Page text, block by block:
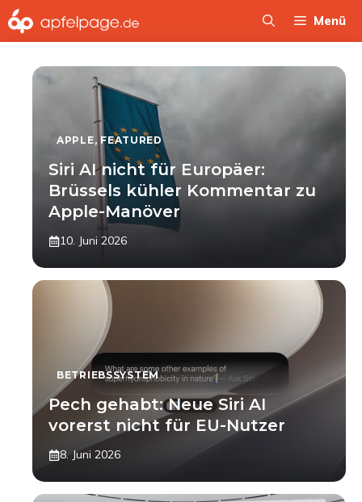
Zum
Inhalt
Menü
APPLE,FEATURED
Siri AI nicht für Europäer:
Brüssels kühler Kommentar zu
Apple-Manöver
10. Juni 2026
BETRIEBSSYSTEM
Pech gehabt: Neue Siri AI
vorerst nicht für EU-Nutzer
8. Juni 2026